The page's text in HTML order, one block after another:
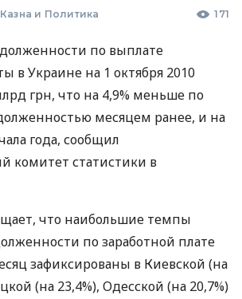
Казна и Политика 171
по выплате
в Украине на 1 октября 2010
грн, что на 4,9% меньше по
месяцем ранее, и на
года, сообщил
комитет статистики в
что наибольшие темпы
по заработной плате
зафиксированы в Киевской (на
(на 23,4%), Одесской (на 20,7%)